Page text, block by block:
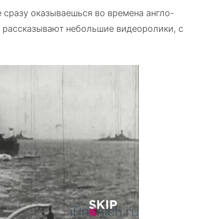
оказываешься во времена англо-
небольшие видеоролики, с